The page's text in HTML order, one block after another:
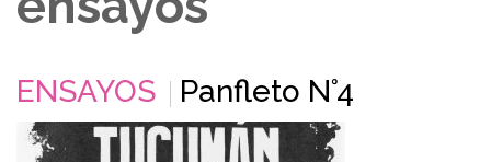
ENSAYOS Panfleto N°4